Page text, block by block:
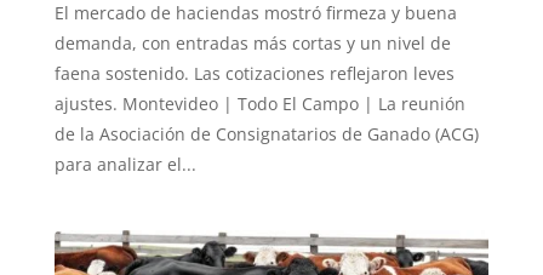
El mercado de haciendas mostró firmeza y buena
demanda, con entradas más cortas y un nivel de
faena sostenido. Las cotizaciones reflejaron leves
ajustes. Montevideo | Todo El Campo | La reunión
de la Asociación de Consignatarios de Ganado (ACG)
para analizar el...